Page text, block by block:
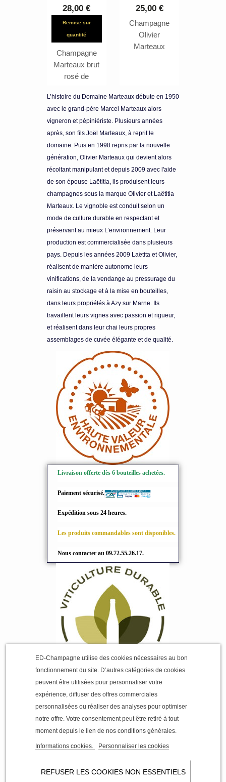
28,00 €
Remise sur
quantité
Champagne
Marteaux brut
rosé de
25,00 €
Champagne
Olivier
Marteaux
L’histoire du Domaine Marteaux débute en 1950
avec le grand-père Marcel Marteaux alors
vigneron et pépiniériste. Plusieurs années
après, son fils Joël Marteaux, à reprit le
domaine. Puis en 1998 repris par la nouvelle
génération, Olivier Marteaux qui devient alors
récoltant manipulant et depuis 2009 avec l'aide
de son épouse Laëtitia, ils produisent leurs
champagnes sous la marque Olivier et Laëtitia
Marteaux. Le vignoble est conduit selon un
mode de culture durable en respectant et
préservant au mieux L’environnement. Leur
production est commercialisée dans plusieurs
pays. Depuis les années 2009 Laëtita et Olivier,
réalisent de manière autonome leurs
vinifications, de la vendange au pressurage du
raisin au stockage et à la mise en bouteilles,
dans leurs propriétés à Azy sur Marne. Ils
travaillent leurs vignes avec passion et rigueur,
et réalisent dans leur chai leurs propres
assemblages de cuvée élégante et de qualité.
Livraison offerte dès 6 bouteilles achetées.
Paiement sécurisé.
Expédition sous 24 heures.
Les produits commandables sont disponibles.
Nous contacter au 09.72.55.26.17.
ED-Champagne utilise des cookies nécessaires au bon
fonctionnement du site. D’autres catégories de cookies
peuvent être utilisées pour personnaliser votre
expérience, diffuser des offres commerciales
personnalisées ou réaliser des analyses pour optimiser
notre offre. Votre consentement peut être retiré à tout
moment depuis le lien de nos conditions générales.
Informations cookies. Personnaliser les cookies
REFUSER LES COOKIES NON ESSENTIELS